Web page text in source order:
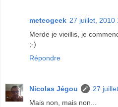
meteogeek 27 juillet, 2010
Merde je vieillis, je
;-)
Répondre
Nicolas Jégou
27
Mais non, mais non...